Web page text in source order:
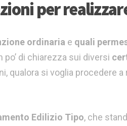
per
ordinaria e quali
di chiarezza sui diversi
qualora si voglia procedere
Edilizio Tipo, che